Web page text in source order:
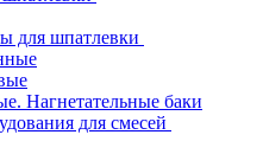
для шпатлевки
Нагнетательные баки
для смесей